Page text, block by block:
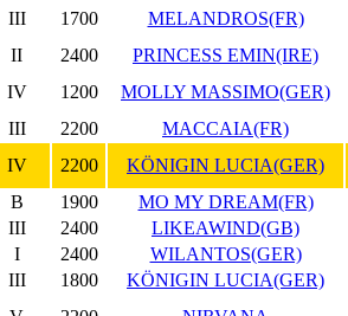
III 1700 MELANDROS(FR)
II 2400 PRINCESS EMIN(IRE)
IV 1200 MOLLY MASSIMO(GER)
III 2200 MACCAIA(FR)
IV 2200 KÖNIGIN LUCIA(GER)
B 1900 MO MY DREAM(FR)
III 2400 LIKEAWIND(GB)
I 2400 WILANTOS(GER)
III 1800 KÖNIGIN LUCIA(GER)